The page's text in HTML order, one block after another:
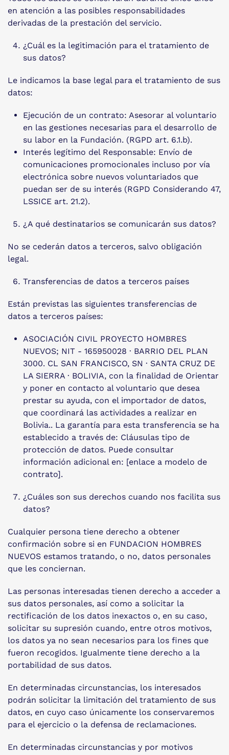
en atención a las posibles responsabilidades
derivadas de la prestación del servicio.
¿Cuál es la legitimación para el tratamiento de
sus datos?
Le indicamos la base legal para el tratamiento de sus
datos:
Ejecución de un contrato: Asesorar al voluntario
en las gestiones necesarias para el desarrollo de
su labor en la Fundación. (RGPD art. 6.1.b).
Interés legítimo del Responsable: Envío de
comunicaciones promocionales incluso por vía
electrónica sobre nuevos voluntariados que
puedan ser de su interés (RGPD Considerando 47,
LSSICE art. 21.2).
¿A qué destinatarios se comunicarán sus datos?
No se cederán datos a terceros, salvo obligación
legal.
Transferencias de datos a terceros países
Están previstas las siguientes transferencias de
datos a terceros países:
ASOCIACIÓN CIVIL PROYECTO HOMBRES
NUEVOS; NIT - 165950028 · BARRIO DEL PLAN
3000. CL SAN FRANCISCO, SN · SANTA CRUZ DE
LA SIERRA · BOLIVIA, con la finalidad de Orientar
y poner en contacto al voluntario que desea
prestar su ayuda, con el importador de datos,
que coordinará las actividades a realizar en
Bolivia.. La garantía para esta transferencia se ha
establecido a través de: Cláusulas tipo de
protección de datos. Puede consultar
información adicional en: [enlace a modelo de
contrato].
¿Cuáles son sus derechos cuando nos facilita sus
datos?
Cualquier persona tiene derecho a obtener
confirmación sobre si en FUNDACION HOMBRES
NUEVOS estamos tratando, o no, datos personales
que les conciernan.
Las personas interesadas tienen derecho a acceder a
sus datos personales, así como a solicitar la
rectificación de los datos inexactos o, en su caso,
solicitar su supresión cuando, entre otros motivos,
los datos ya no sean necesarios para los fines que
fueron recogidos. Igualmente tiene derecho a la
portabilidad de sus datos.
En determinadas circunstancias, los interesados
podrán solicitar la limitación del tratamiento de sus
datos, en cuyo caso únicamente los conservaremos
para el ejercicio o la defensa de reclamaciones.
En determinadas circunstancias y por motivos